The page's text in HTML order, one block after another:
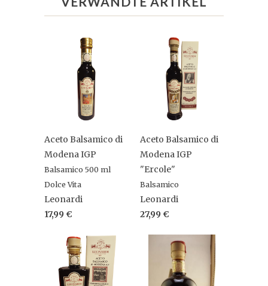
Aceto Balsamico di
Modena IGP
Balsamico 500 ml
Dolce Vita
Leonardi
17,99 €
Aceto Balsamico di
Modena IGP
"Ercole"
Balsamico
Leonardi
27,99 €